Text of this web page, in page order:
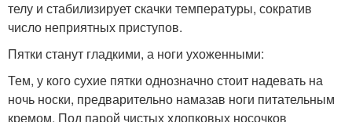
телу и стабилизирует скачки температуры, сократив
число неприятных приступов.
Пятки станут гладкими, а ноги ухоженными:
Тем, у кого сухие пятки однозначно стоит надевать на
ночь носки, предварительно намазав ноги питательным
кремом. Под парой чистых хлопковых носочков